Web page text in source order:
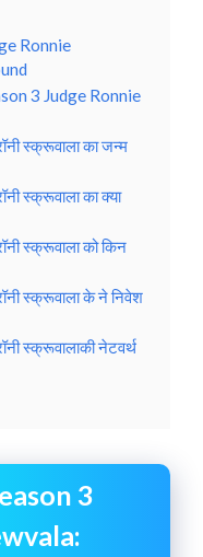
Ronnie
3 Judge Ronnie
स्क्रूवाला का जन्म
स्क्रूवाला का क्या
स्क्रूवाला को किन
स्क्रूवाला के ने निवेश
स्क्रूवालाकी नेटवर्थ
3